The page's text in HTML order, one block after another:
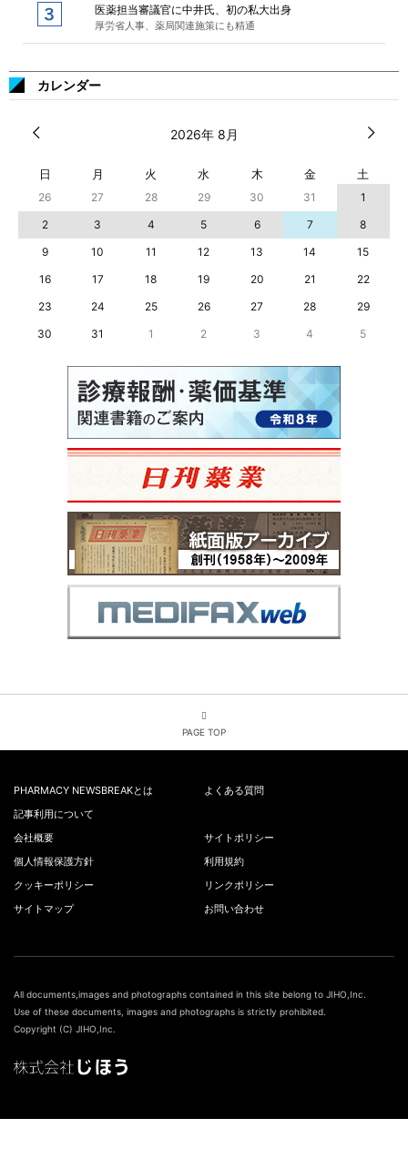
医薬担当審議官に中井氏、初の私大出身
厚労省人事、薬局関連施策にも精通
カレンダー
2026年 8月
日 月 火 水 木 金 土
26 27 28 29 30 31
1
2
3 4 5 6 7
8
9
10 11 12 13 14
15
16
17 18 19 20 21
22
23
24 25 26 27 28
29
30
31 1 2 3 4 5
PAGE TOP
PHARMACY NEWSBREAKとは
よくある質問
記事利用について
会社概要
サイトポリシー
個人情報保護方針
利用規約
クッキーポリシー
リンクポリシー
サイトマップ
お問い合わせ
All documents,images and photographs contained in this site belong to JIHO,Inc.
Use of these documents, images and photographs is strictly prohibited.
Copyright (C) JIHO,Inc.